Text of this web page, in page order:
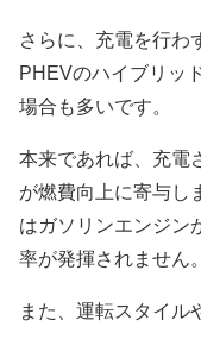
さらに、充電を行わ
PHEVのハイブリッ
場合も多いです。
本来であれば、充電
が燃費向上に寄与し
はガソリンエンジン
率が発揮されません。
また、運転スタイル